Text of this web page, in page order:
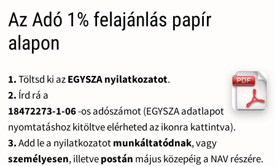
Az Adó 1% felajánlás papír
alapon
1.Töltsd ki azEGYSZA nyilatkozatot.
2. Írd rá a
18472273-1-06-os adószámot (EGYSZA adatlapot
nyomtatáshoz kitöltve elérheted az ikonra kattintva).
3.Add le a nyilatkozatotmunkáltatódnak, vagy
személyesen, illetvepostán május közepéig a NAV részére.